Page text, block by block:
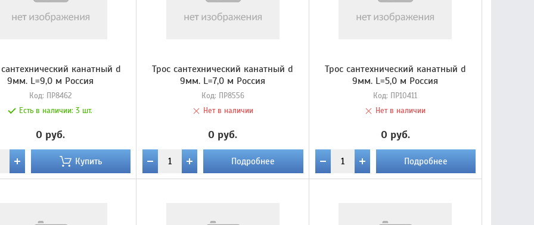
канатный d
9мм. L=9,0 м Россия
Код: ПР8462
Есть в наличии:3 шт.
0 руб.
Купить
Трос сантехнический канатный d
9мм. L=7,0 м Россия
Код: ПР8556
Нет в наличии
0 руб.
Подробнее
Трос сантехнический канатный d
9мм. L=5,0 м Россия
Код: ПР10411
Нет в наличии
0 руб.
Подробнее